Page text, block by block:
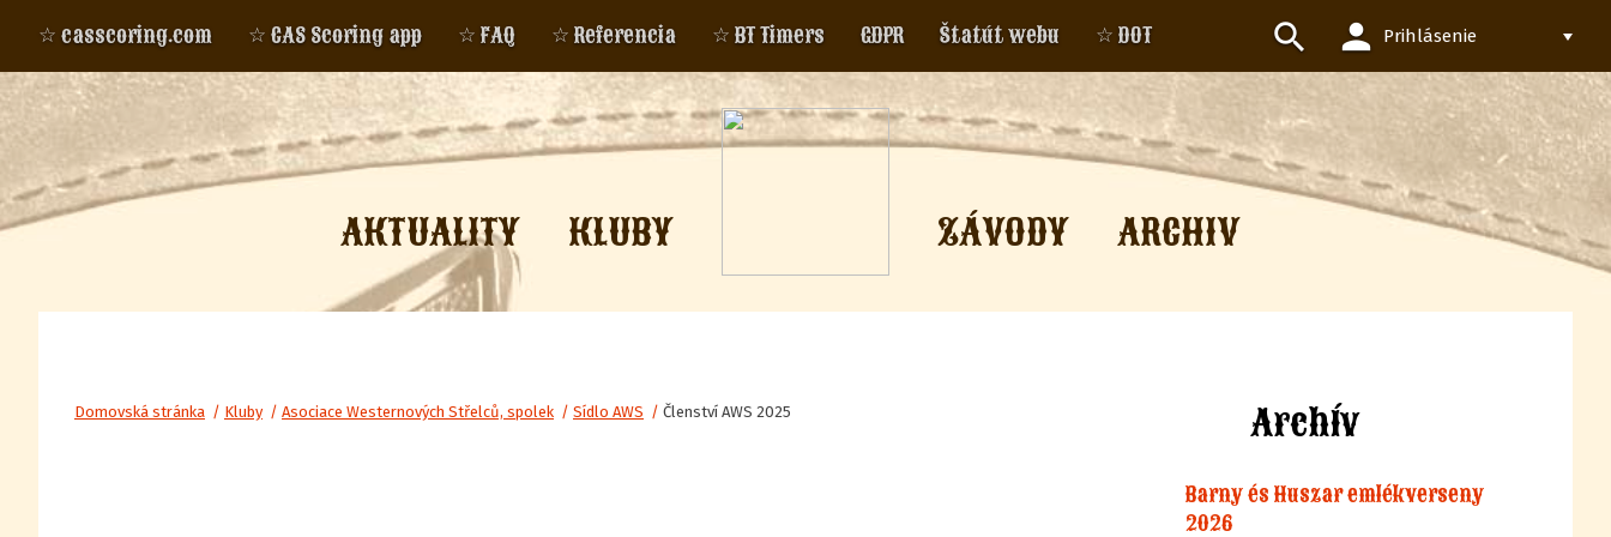
search person Prihlásenie
☆ casscoring.com ☆ CAS Scoring app ☆ FAQ ☆ Referencia ☆ BT Timers GDPR Štatút webu ☆ DOT
KLUBY
AKTUALITY ZÁVODY ARCHIV
Domovská stránka / Kluby / Asociace Westernových Střelců, spolek / Sídlo AWS / Členství AWS 2025 Archív
Barny és Huszar emlékverseny
2026